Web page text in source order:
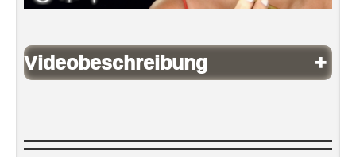
Videobeschreibung +